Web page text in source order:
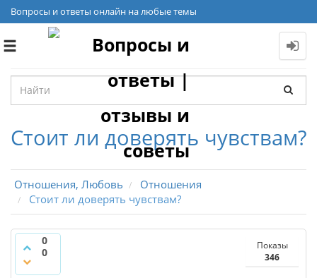
Вопросы и ответы онлайн на любые темы
Toggle
Стоит ли доверять чувствам?
Отношения, Любовь
Отношения
Стоит ли доверять чувствам?
0
0
Показы
346